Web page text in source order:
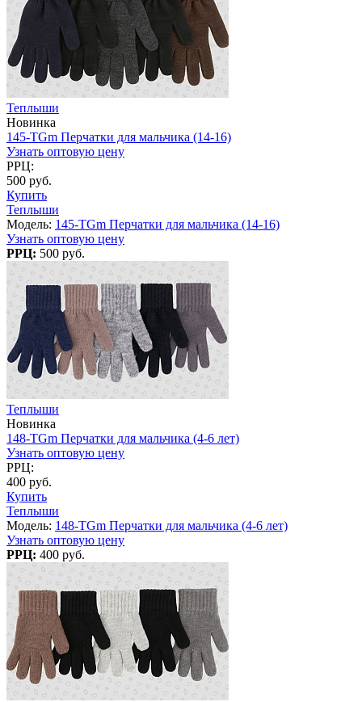
Теплыши
Новинка
145-TGm Перчатки для мальчика (14-16)
Узнать оптовую цену
РРЦ:
500 руб.
Купить
Теплыши
Модель: 145-TGm Перчатки для мальчика (14-16)
Узнать оптовую цену
РРЦ: 500 руб.
Теплыши
Новинка
148-TGm Перчатки для мальчика (4-6 лет)
Узнать оптовую цену
РРЦ:
400 руб.
Купить
Теплыши
Модель: 148-TGm Перчатки для мальчика (4-6 лет)
Узнать оптовую цену
РРЦ: 400 руб.